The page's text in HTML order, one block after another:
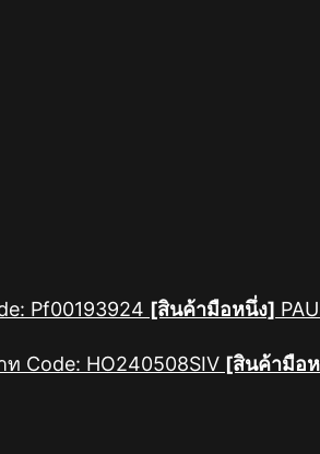
[สินค้ามือหนึ่ง]
[สินค้ามือ